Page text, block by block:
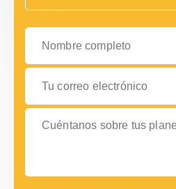
Nombre completo
Tu correo electrónico
Cuéntanos sobre tus planes